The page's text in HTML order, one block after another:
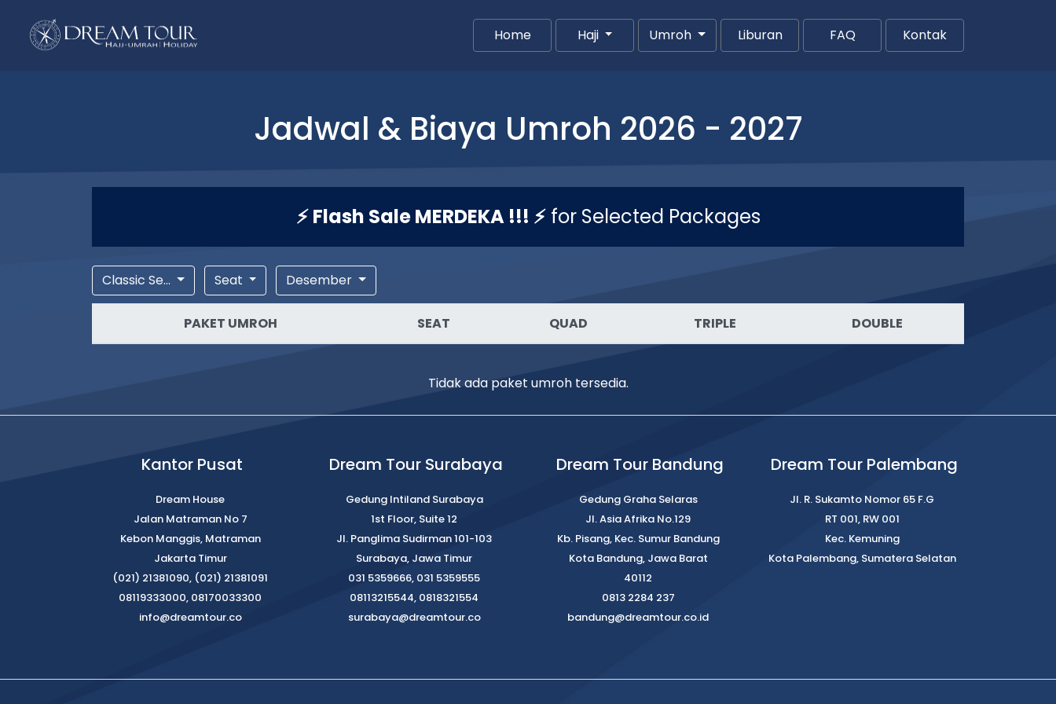
Home(current)Haji Umroh Liburan FAQ Kontak
Jadwal & Biaya Umroh 2026 - 2027
⚡ Flash Sale MERDEKA !!! ⚡for Selected Packages
Classic Se... Seat Desember
PAKET UMROH SEAT QUAD TRIPLE DOUBLE
Tidak ada paket umroh tersedia.
Kantor Pusat
Dream House
Jalan Matraman No 7
Kebon Manggis, Matraman
Jakarta Timur
(021) 21381090, (021) 21381091
08119333000, 08170033300
info@dreamtour.co
Dream Tour Surabaya
Gedung Intiland Surabaya
1st Floor, Suite 12
Jl. Panglima Sudirman 101-103
Surabaya, Jawa Timur
031 5359666, 031 5359555
08113215544, 0818321554
surabaya@dreamtour.co
Dream Tour Bandung
Gedung Graha Selaras
Jl. Asia Afrika No.129
Kb. Pisang, Kec. Sumur Bandung
Kota Bandung, Jawa Barat
40112
0813 2284 237
bandung@dreamtour.co.id
Dream Tour Palembang
Jl. R. Sukamto Nomor 65 F.G
RT 001, RW 001
Kec. Kemuning
Kota Palembang, Sumatera Selatan